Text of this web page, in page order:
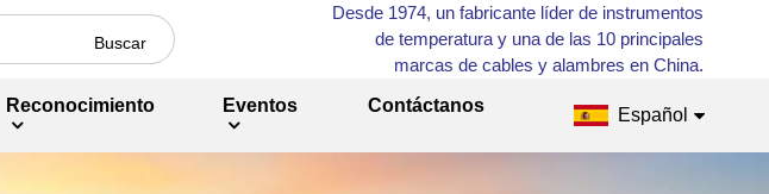
Desde 1974, un fabricante líder de instrumentos
de temperatura y una de las 10 principales
marcas de cables y alambres en China.
Reconocimiento Eventos Contáctanos Español